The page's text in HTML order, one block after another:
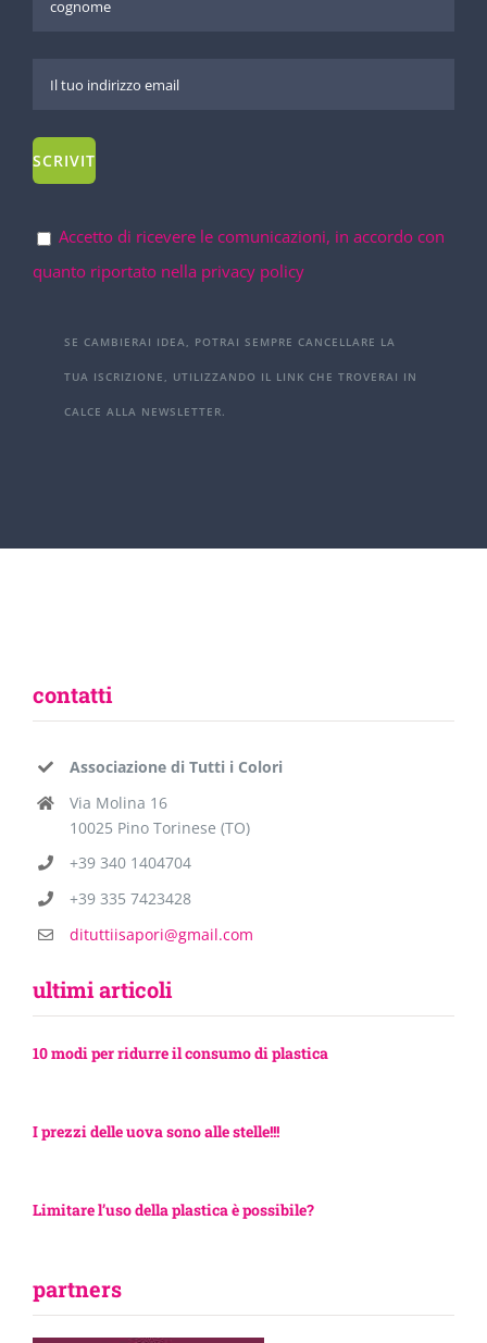
Accetto di ricevere le comunicazioni, in accordo con
quanto riportato nella privacy policy
SE CAMBIERAI IDEA, POTRAI SEMPRE CANCELLARE LA
TUA ISCRIZIONE, UTILIZZANDO IL LINK CHE TROVERAI IN
CALCE ALLA NEWSLETTER.
contatti
Associazione di Tutti i Colori
Via Molina 16
10025 Pino Torinese (TO)
+39 340 1404704
+39 335 7423428
dituttiisapori@gmail.com
ultimi articoli
10 modi per ridurre il consumo di plastica
I prezzi delle uova sono alle stelle!!!
Limitare l’uso della plastica è possibile?
partners